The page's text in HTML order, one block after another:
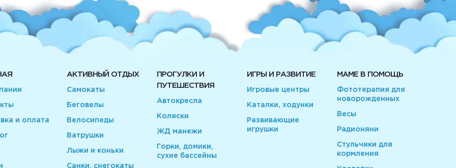
и оплата
АКТИВНЫЙ ОТДЫХ
Самокаты
Беговелы
Велосипеды
Ватрушки
Лыжи и коньки
Санки, снегокаты
ПРОГУЛКИ И
ПУТЕШЕСТВИЯ
Автокресла
Коляски
ЖД манежи
Горки, домики,
сухие бассейны
ИГРЫ И РАЗВИТИЕ
Игровые центры
Каталки, ходунки
Развивающие
игрушки
МАМЕ В ПОМОЩЬ
Фототерапия для
новорожденных
Весы
Радионяни
Стульчики для
кормления